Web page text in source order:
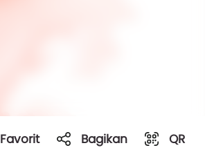
Favorit Bagikan QR